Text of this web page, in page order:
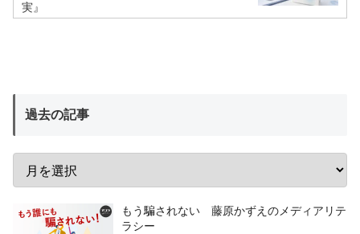
実』
過去の記事
もう騙されない 藤原かずえのメディアリテ
ラシー